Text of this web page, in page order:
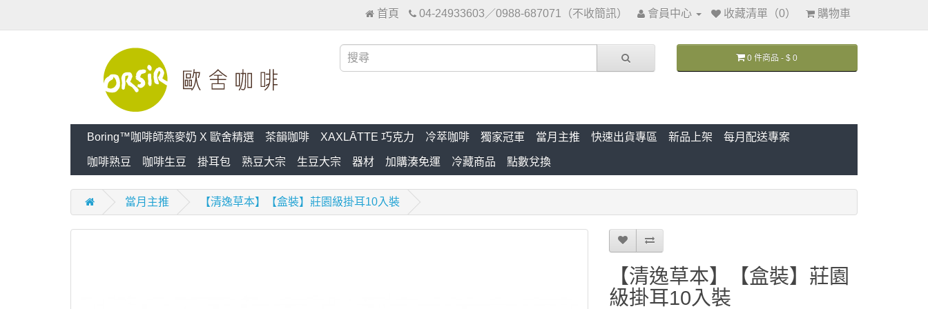
首頁 04-24933603／0988-687071（不收簡訊） 會員中心 收藏清單（0） 購物車
0 件商品 - $ 0
Boring™咖啡師燕麥奶 X 歐舍精選 茶韻咖啡 XAXLĀTTE 巧克力 冷萃咖啡 獨家冠軍 當月主推 快速出貨專區 新品上架 每月配送專案
咖啡熟豆 咖啡生豆 掛耳包 熟豆大宗 生豆大宗 器材 加購湊免運 冷藏商品 點數兌換
當月主推 【清逸草本】【盒裝】莊園級掛耳10入裝
【清逸草本】【盒裝】莊園
級掛耳10入裝